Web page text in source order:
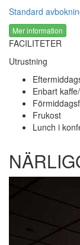
Standard
Mer information
FACILITETER
Utrustning
Enbart
Frukost
Lunch i